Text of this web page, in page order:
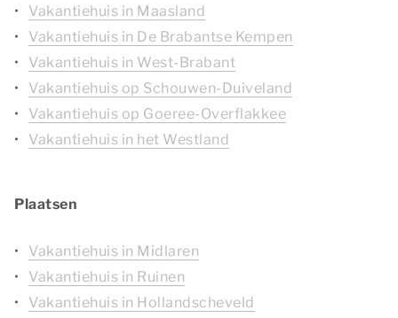
Vakantiehuis in Maasland
Vakantiehuis in De Brabantse Kempen
Vakantiehuis in West-Brabant
Vakantiehuis op Schouwen-Duiveland
Vakantiehuis op Goeree-Overflakkee
Vakantiehuis in het Westland
Plaatsen
Vakantiehuis in Midlaren
Vakantiehuis in Ruinen
Vakantiehuis in Hollandscheveld